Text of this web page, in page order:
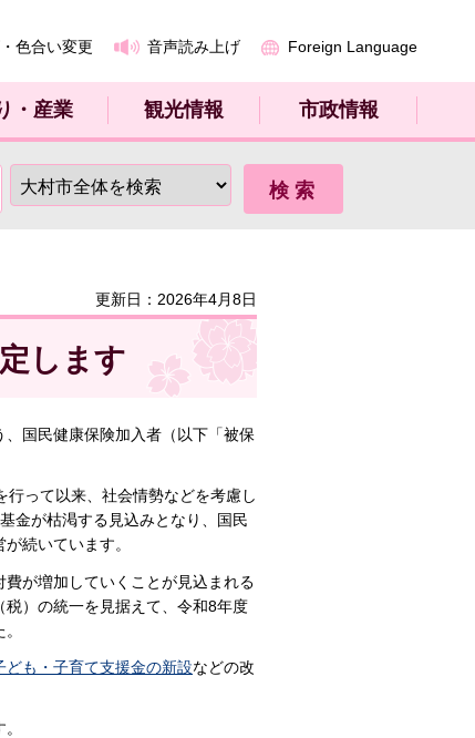
色合い変更 音声読み上げ Foreign Language
・産業 観光情報 市政情報
更新日：2026年4月8日
します
国民健康保険加入者（以下「被保
って以来、社会情勢などを考慮し
金が枯渇する見込みとなり、国民
続いています。
が増加していくことが見込まれる
）の統一を見据えて、令和8年度
ども・子育て支援金の新設などの改